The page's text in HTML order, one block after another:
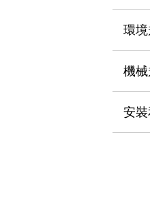
瞬間完成開關的更換，避免停
瀏覽全部環
機
安